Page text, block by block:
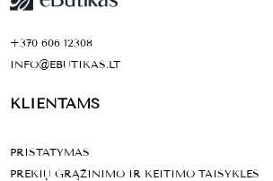
+370 606 12308
INFO@EBUTIKAS.LT
KLIENTAMS
PRISTATYMAS
PREKIŲ GRĄŽINIMO IR KEITIMO TAISYKLĖS